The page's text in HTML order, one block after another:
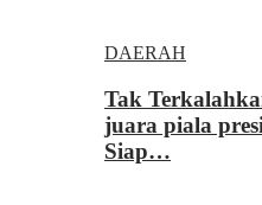
DAERAH
Tak
juara piala
Siap…